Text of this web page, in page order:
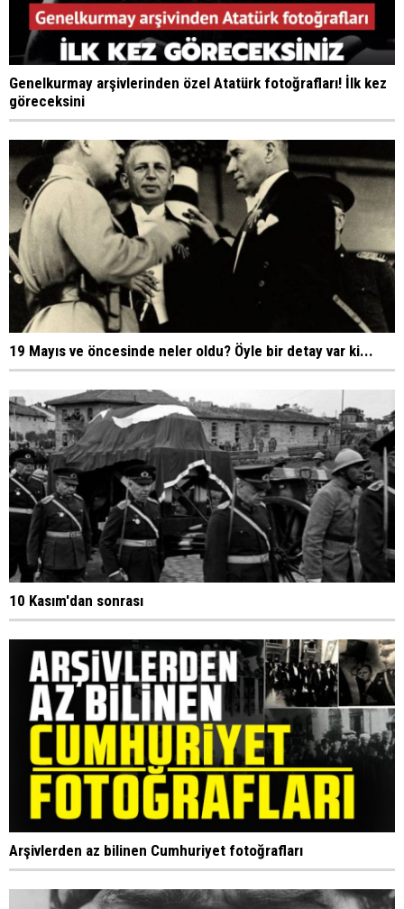
Genelkurmay arşivlerinden özel Atatürk fotoğrafları! İlk kez
göreceksini
19 Mayıs ve öncesinde neler oldu? Öyle bir detay var ki...
10 Kasım'dan sonrası
Arşivlerden az bilinen Cumhuriyet fotoğrafları